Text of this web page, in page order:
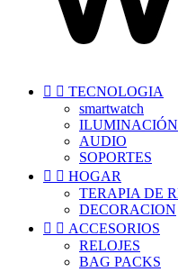
  TECNOLOGIA
smartwatch
ILUMINACIÓN
AUDIO
SOPORTES
  HOGAR
TERAPIA DE
DECORACION
  ACCESORIOS
RELOJES
BAG PACKS